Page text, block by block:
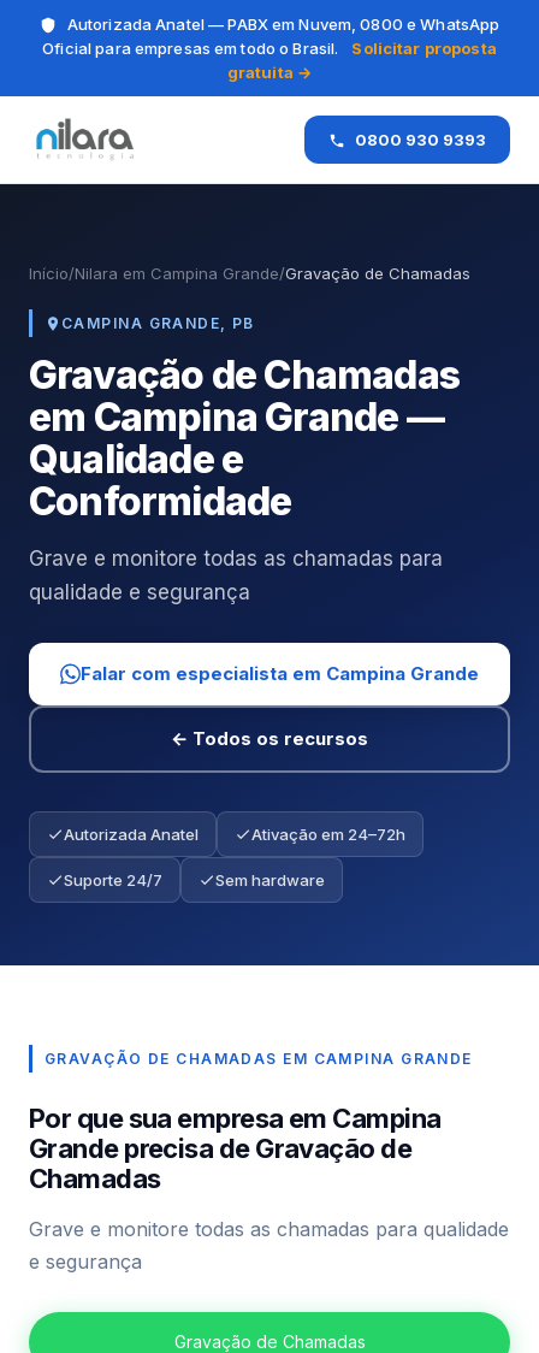
Autorizada Anatel — PABX em Nuvem, 0800 e WhatsApp
Oficial para empresas em todo o Brasil.
Solicitar proposta
gratuita →
0800 930 9393
Início/Nilara em Campina Grande/Gravação de Chamadas
CAMPINA GRANDE, PB
Gravação de Chamadas
em Campina Grande —
Qualidade e
Conformidade
Grave e monitore todas as chamadas para
qualidade e segurança
Falar com especialista em Campina Grande
← Todos os recursos
Autorizada Anatel Ativação em 24–72h
Suporte 24/7 Sem hardware
GRAVAÇÃO DE CHAMADAS EM CAMPINA GRANDE
Por que sua empresa em Campina
Grande precisa de Gravação de
Chamadas
Grave e monitore todas as chamadas para qualidade
e segurança
Gravação de Chamadas